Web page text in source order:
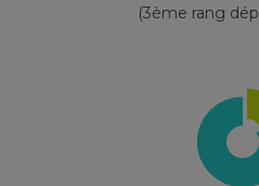
(3ème rang